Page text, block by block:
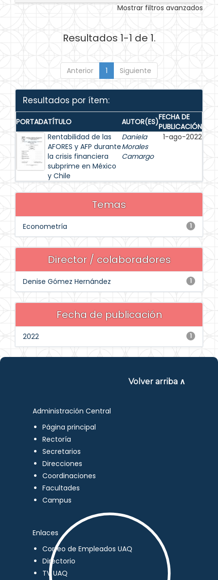
Mostrar filtros avanzados
Resultados 1-1 de 1.
Anterior 1 Siguiente
Resultados por ítem:
PORTADATÍTULO AUTOR(ES)FECHA DE
PUBLICACIÓN
Rentabilidad de las
AFORES y AFP durante
la crisis financiera
subprime en México
y Chile
Daniela
Morales
Camargo
1-ago-2022
Temas
1
Econometría
Director / colaboradores
1
Denise Gómez Hernández
Fecha de publicación
1
2022
Volver arriba ∧
Administración Central
Página principal
Rectoría
Secretarios
Direcciones
Coordinaciones
Facultades
Campus
Enlaces
Correo de Empleados UAQ
Directorio
TV UAQ